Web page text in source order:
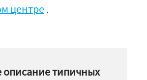
центре .
описание типичных